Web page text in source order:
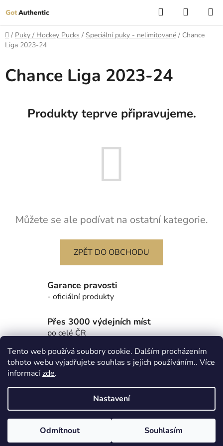
Tento web používá soubory cookie. Dalším procházením
tohoto webu vyjadřujete souhlas s jejich používáním.. Více
informacízde.
Nastavení
Odmítnout Souhlasím
na
obsah
Hledat
KOŠÍK
Domů
/ Puky / Hockey Pucks / Speciální puky - nelimitované / Chance
Liga 2023-24
Chance Liga 2023-24
Produkty teprve připravujeme.
Můžete se ale podívat na ostatní kategorie.
ZPĚT DO OBCHODU
Garance pravosti
- oficiální produkty
Přes 3000 výdejních míst
po celé ČR
Partnerské stránky - Autentické sportovní předměty Got
Authentic
Vytvořil Shoptet
Copyright 2026GotAuthentic e-shop. Všechna práva